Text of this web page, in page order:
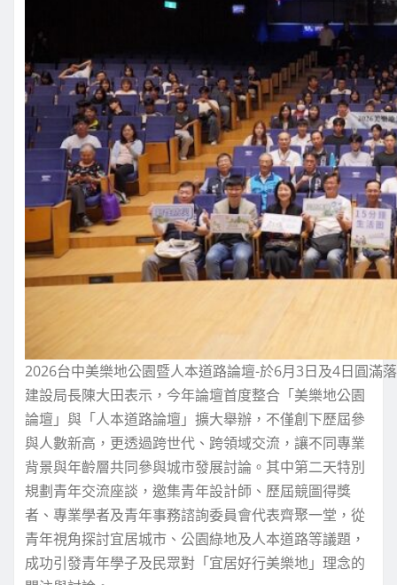
2026台中美樂地公園暨人本道路論壇-於6月3日及4日圓滿
建設局長陳大田表示，今年論壇首度整合「美樂地公園
論壇」與「人本道路論壇」擴大舉辦，不僅創下歷屆參
與人數新高，更透過跨世代、跨領域交流，讓不同專業
背景與年齡層共同參與城市發展討論。其中第二天特別
規劃青年交流座談，邀集青年設計師、歷屆競圖得獎
者、專業學者及青年事務諮詢委員會代表齊聚一堂，從
青年視角探討宜居城市、公園綠地及人本道路等議題，
成功引發青年學子及民眾對「宜居好行美樂地」理念的